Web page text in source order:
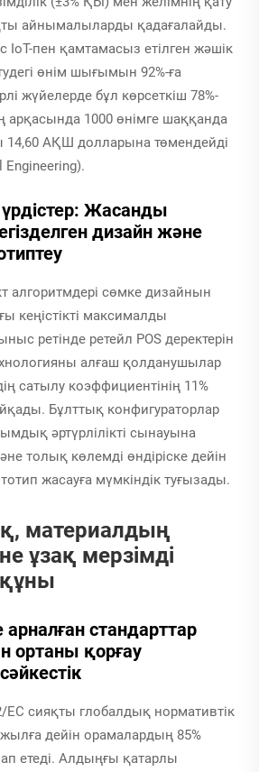
айнымалыларды қадағалайды.
IoT-пен қамтамасыз етілген жәшік
өнім шығымын 92%-ға
жүйелерде бұл көрсеткіш 78%-
1000 өнімге шаққанда
14,60 АҚШ долларына төмендейді
Жасанды
дизайн және
алгоритмдері сөмке дизайнын
кеңістікті максималды
ретінде ретейл POS деректерін
алғаш қолданушылар
сатылу коэффициентінің 11%
Бұлттық конфигураторлар
әртүрлілікті сынауына
толық көлемді өндіріске дейін
жасауға мүмкіндік туғызады.
материалдың
ұзақ мерзімді
құны
стандарттар
ортаны қорғау
EC сияқты глобалдық нормативтік
жылға дейін орамалардың 85%
етеді. Алдыңғы қатарлы